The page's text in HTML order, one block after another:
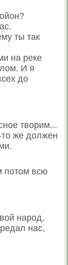
ты так
на реке
И я
до
творим...
то же должен
потом всю
народ,
нас,